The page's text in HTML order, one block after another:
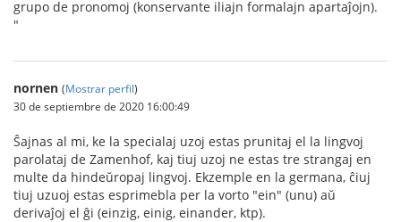
grupo de pronomoj (konservante iliajn formalajn apartaĵojn).
"
nornen (Mostrar perfil)
30 de septiembre de 2020 16:00:49
Ŝajnas al mi, ke la specialaj uzoj estas prunitaj el la lingvoj
parolataj de Zamenhof, kaj tiuj uzoj ne estas tre strangaj en
multe da hindeŭropaj lingvoj. Ekzemple en la germana, ĉiuj
tiuj uzuoj estas esprimebla per la vorto "ein" (unu) aŭ
derivaĵoj el ĝi (einzig, einig, einander, ktp).